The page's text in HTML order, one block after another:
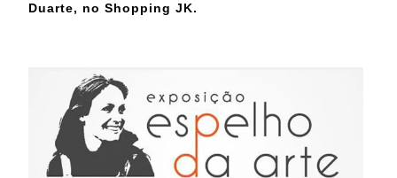
Duarte, no Shopping JK.